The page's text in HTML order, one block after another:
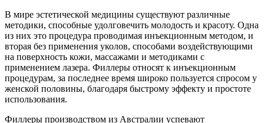
В мире эстетической медицины существуют различные
методики, способные удолговечить молодость и красоту. Одна
из них это процедура проводимая инъекционным методом, и
вторая без применения уколов, способами воздействующими
на поверхность кожи, массажами и методиками с
применением лазера. Филлеры относят к инъекционным
процедурам, за последнее время широко пользуется спросом у
женской половины, благодаря быстрому эффекту и простоте
использования.
Филлеры производством из Австралии успевают